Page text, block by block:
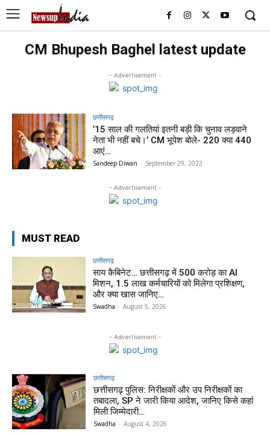
CM Bhupesh Baghel latest update
- Advertisement -
छत्तीसगढ़
’15 साल की गलतियां इतनी बड़ी कि चुनाव लड़वाने
नेता भी नहीं बचे।’ CM भूपेश बोले- 220 क्या 440
आएं…
Sandeep Diwan - September 29, 2023
- Advertisement -
MUST READ
छत्तीसगढ़
साय कैबिनेट… छत्तीसगढ़ में 500 करोड़ का AI
मिशन, 1.5 लाख कर्मचारियों को मिलेगा प्रशिक्षण,
और क्या खास जानिए…
Swadha - August 5, 2026
- Advertisement -
छत्तीसगढ़
छत्तीसगढ़ पुलिस: निरीक्षकों और उप निरीक्षकों का
तबादला, SP ने जारी किया आदेश, जानिए किसे कहां
मिली जिम्मेदारी…
Swadha - August 4, 2026